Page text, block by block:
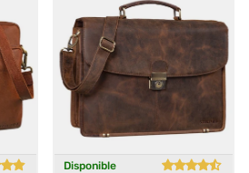
Disponible